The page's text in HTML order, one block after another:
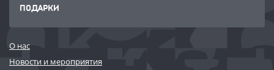
ПОДАРКИ
О нас
Новости и мероприятия